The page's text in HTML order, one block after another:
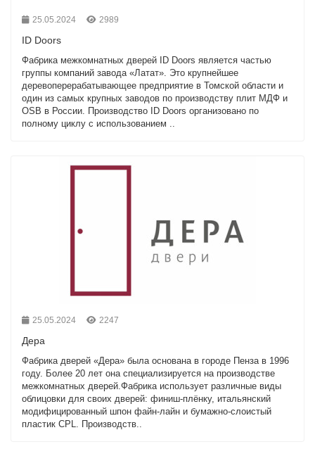
25.05.2024 2989
ID Doors
Фабрика межкомнатных дверей ID Doors является частью
группы компаний завода «Латат». Это крупнейшее
деревоперерабатывающее предприятие в Томской области и
один из самых крупных заводов по производству плит МДФ и
OSB в России. Производство ID Doors организовано по
полному циклу с использованием ..
25.05.2024 2247
Дера
Фабрика дверей «Дера» была основана в городе Пенза в 1996
году. Более 20 лет она специализируется на производстве
межкомнатных дверей.Фабрика использует различные виды
облицовки для своих дверей: финиш-плёнку, итальянский
модифицированный шпон файн-лайн и бумажно-слоистый
пластик CPL. Производств..